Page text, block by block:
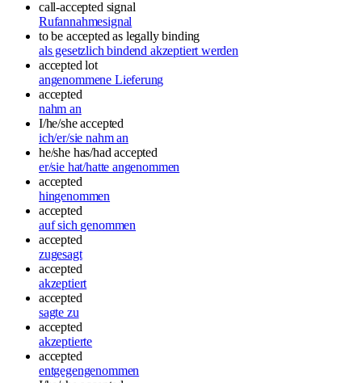
call-accepted signal
Rufannahmesignal
to be accepted as legally binding
als gesetzlich bindend akzeptiert werden
accepted lot
angenommene Lieferung
accepted
nahm an
I/he/she accepted
ich/er/sie nahm an
he/she has/had accepted
er/sie hat/hatte angenommen
accepted
hingenommen
accepted
auf sich genommen
accepted
zugesagt
accepted
akzeptiert
accepted
sagte zu
accepted
akzeptierte
accepted
entgegengenommen